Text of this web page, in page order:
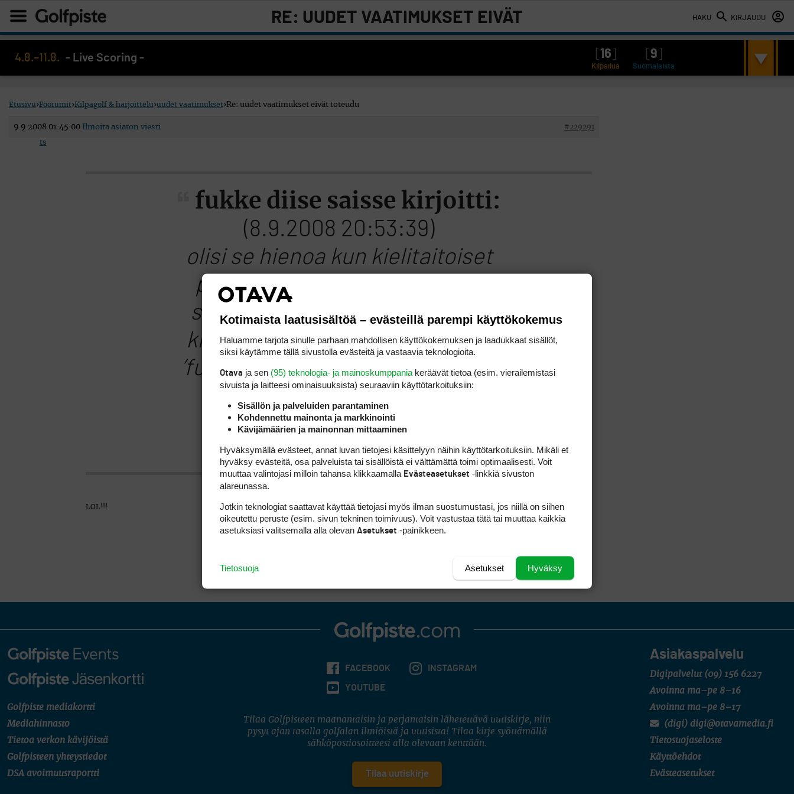
HAKU KIRJAUDU
RE: UUDET VAATIMUKSET EIVÄT
TOTEUDU
4.8.–11.8. - Live Scoring - 16 9
Kilpailua Suomalaista
Etusivu›Foorumit›Kilpagolf & harjoittelu›uudet vaatimukset›Re: uudet vaatimukset eivät toteudu
9.9.2008 01:45:00 #229291
Ilmoita asiaton viesti
ts
fukke diise saisse kirjoitti:
(8.9.2008 20:53:39)
olisi se hienoa kun kielitaitoiset
pikkumäkiurhomme osaisivat
selitellä läpilaskujaan kolmella
kielellä: ’voi vittu perkele’ sitten
’fukke diise saisse’ ja lopuksi ’fax
this sheet’.
LOL!!!
Golfpiste mediakortti
Mediahinnasto
Tietoa verkon kävijöistä
Golfpisteen yhteystiedot
DSA avoimuusraportti
Asiakaspalvelu
Digipalvelut (09) 156 6227
Avoinna ma–pe 8–16
Avoinna ma–pe 8–17
(digi) digi@otavamedia.fi
Tietosuojaseloste
Käyttöehdot
Evästeasetukset
FACEBOOK INSTAGRAM
YOUTUBE
Tilaa Golfpisteen maanantaisin ja perjantaisin lähetettävä uutiskirje, niin
pysyt ajan tasalla golfalan ilmiöistä ja uutisista! Tilaa kirje syöttämällä
sähköpostiosoitteesi alla olevaan kenttään.
Tilaa uutiskirje
Kotimaista laatusisältöä – evästeillä parempi käyttökokemus
Haluamme tarjota sinulle parhaan mahdollisen käyttökokemuksen ja laadukkaat sisällöt,
siksi käytämme tällä sivustolla evästeitä ja vastaavia teknologioita.
Otava ja sen (95) teknologia- ja mainoskumppania keräävät tietoa (esim. vierailemis­tasi
sivuista ja laitteesi ominaisuuk­sista) seuraaviin käyttötarkoituksiin:
Sisällön ja palveluiden parantaminen
Kohdennettu mainonta ja markkinointi
Kävijämäärien ja mainonnan mittaaminen
Hyväksymällä evästeet, annat luvan tietojesi käsittelyyn näihin käyttötarkoituksiin. Mikäli et
hyväksy evästeitä, osa palveluista tai sisällöistä ei välttämättä toimi optimaalisesti. Voit
muuttaa valintojasi milloin tahansa klikkaamalla Evästeasetukset -linkkiä sivuston
alareunassa.
Jotkin teknologiat saattavat käyttää tietojasi myös ilman suostumustasi, jos niillä on siihen
oikeutettu peruste (esim. sivun tekninen toimivuus). Voit vastustaa tätä tai muuttaa kaikkia
asetuksiasi valitsemalla alla olevan Asetukset -painikkeen.
Hyväksy
Asetukset
Tietosuoja